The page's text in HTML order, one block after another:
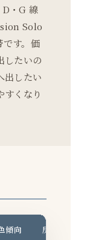
・G 線
Solo
す。価
したいの
出したい
すくなり
傾向 反応